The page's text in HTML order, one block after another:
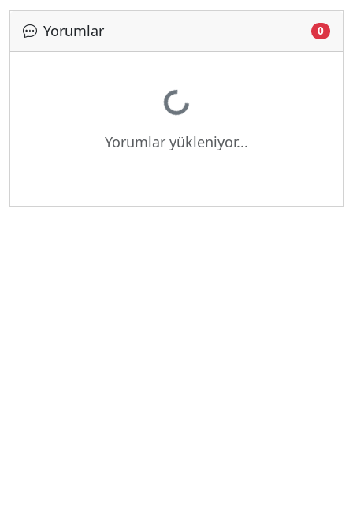
Yorumlar 0
Yükleniyor...
Yorumlar yükleniyor...